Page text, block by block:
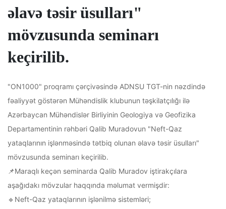
əlavə təsir üsulları"
mövzusunda seminarı
keçirilib.
"ON1000" proqramı çərçivəsində ADNSU TGT-nin nəzdində
fəaliyyət göstərən Mühəndislik klubunun təşkilatçılığı ilə
Azərbaycan Mühəndislər Birliyinin Geologiya və Geofizika
Departamentinin rəhbəri Qalib Muradovun "Neft-Qaz
yataqlarının işlənməsində tətbiq olunan əlavə təsir üsulları"
mövzusunda seminarı keçirilib.
📌Maraqlı keçən seminarda Qalib Muradov iştirakçılara
aşağıdakı mövzular haqqında məlumat vermişdir:
🔹Neft-Qaz yataqlarının işlənilmə sistemləri;